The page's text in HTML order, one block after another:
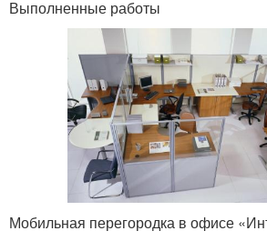
Выполненные работы
Мобильная перегородка в офисе